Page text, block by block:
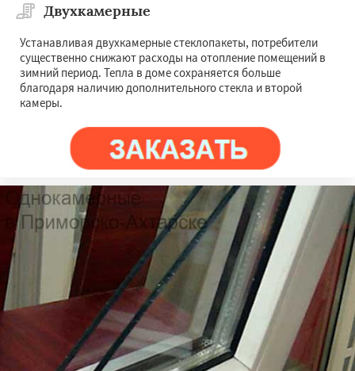
Двухкамерные
Устанавливая двухкамерные стеклопакеты, потребители
существенно снижают расходы на отопление помещений в
зимний период. Тепла в доме сохраняется больше
благодаря наличию дополнительного стекла и второй
камеры.